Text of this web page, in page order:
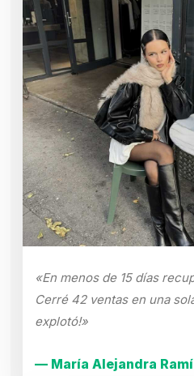
«En menos de 15 días
Cerré 42 ventas en una
explotó!»
— María Alejandra